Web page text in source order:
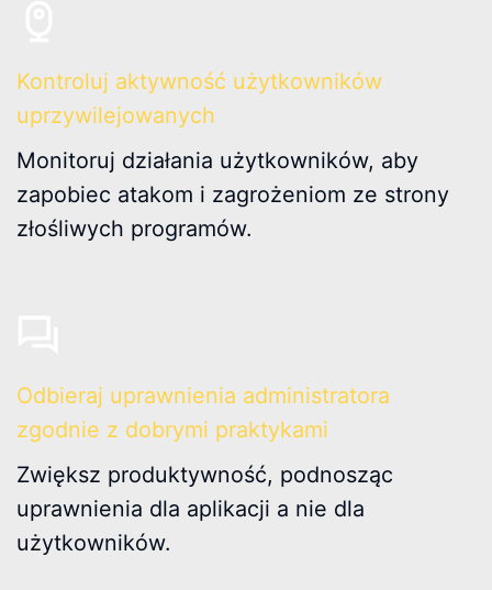
Kontroluj aktywność użytkowników
uprzywilejowanych
Monitoruj działania użytkowników, aby
zapobiec atakom i zagrożeniom ze strony
złośliwych programów.
Odbieraj uprawnienia administratora
zgodnie z dobrymi praktykami
Zwiększ produktywność, podnosząc
uprawnienia dla aplikacji a nie dla
użytkowników.